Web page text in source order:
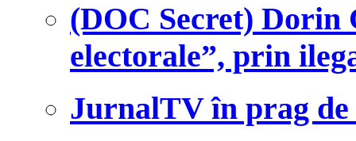
(DOC Secret)
electorale”, prin
JurnalTV în prag